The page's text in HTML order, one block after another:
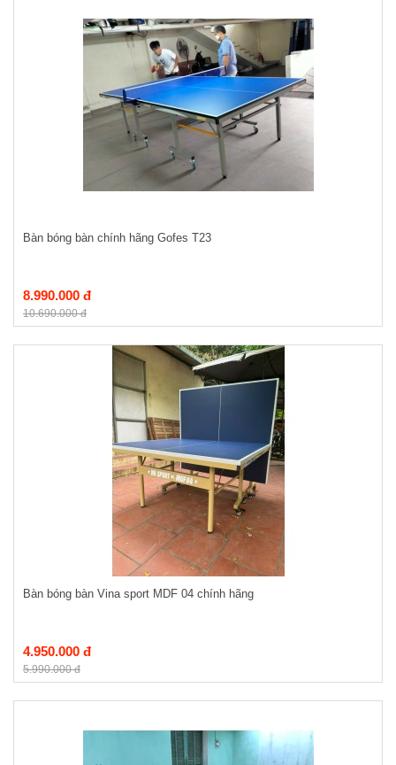
Bàn bóng bàn chính hãng Gofes T23
8.990.000 đ
10.690.000 đ
Bàn bóng bàn Vina sport MDF 04 chính hãng
4.950.000 đ
5.990.000 đ